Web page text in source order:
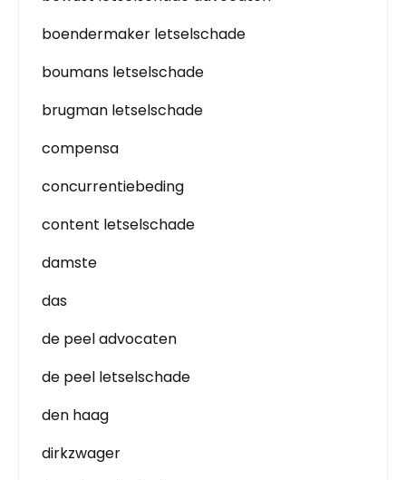
boendermaker letselschade
boumans letselschade
brugman letselschade
compensa
concurrentiebeding
content letselschade
damste
das
de peel advocaten
de peel letselschade
den haag
dirkzwager